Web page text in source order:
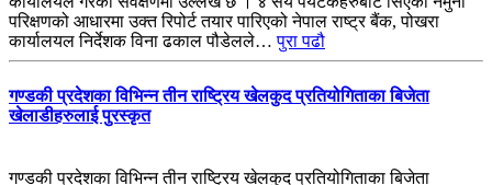
परिक्षणको आधारमा उक्त रिपोर्ट तयार पारिएको नेपाल राष्ट्र बैंक, पोखरा
कार्यालयल निर्देशक विना ढकाल पौडेलले…पुरा पढौ
गण्डकी प्रदेशका विभिन्न तीन राष्ट्रिय खेलकुद प्रतियोगिताका बिजेता
खेलाडीहरुलाई पुरस्कृत
गण्डकी प्रदेशका विभिन्न तीन राष्ट्रिय खेलकुद प्रतियोगिताका बिजेता